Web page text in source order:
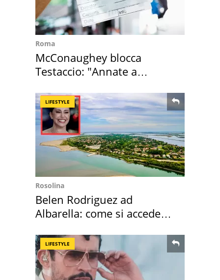
Roma
McConaughey blocca
Testaccio: "Annate a
LIFESTYLE
Rosolina
Belen Rodriguez ad
Albarella: come si accede
LIFESTYLE